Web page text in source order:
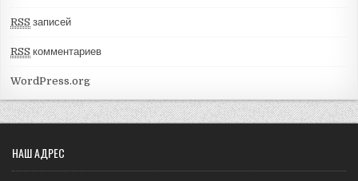
RSS записей
RSS комментариев
WordPress.org
НАШ АДРЕС